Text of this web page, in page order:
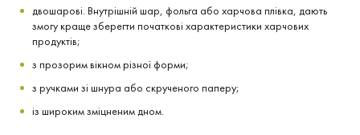
двошарові. Внутрішній шар, фольга або харчова плівка, дають
змогу краще зберегти початкові характеристики харчових
продуктів;
з прозорим вікном різної форми;
з ручками зі шнура або скрученого паперу;
із широким зміцненим дном.